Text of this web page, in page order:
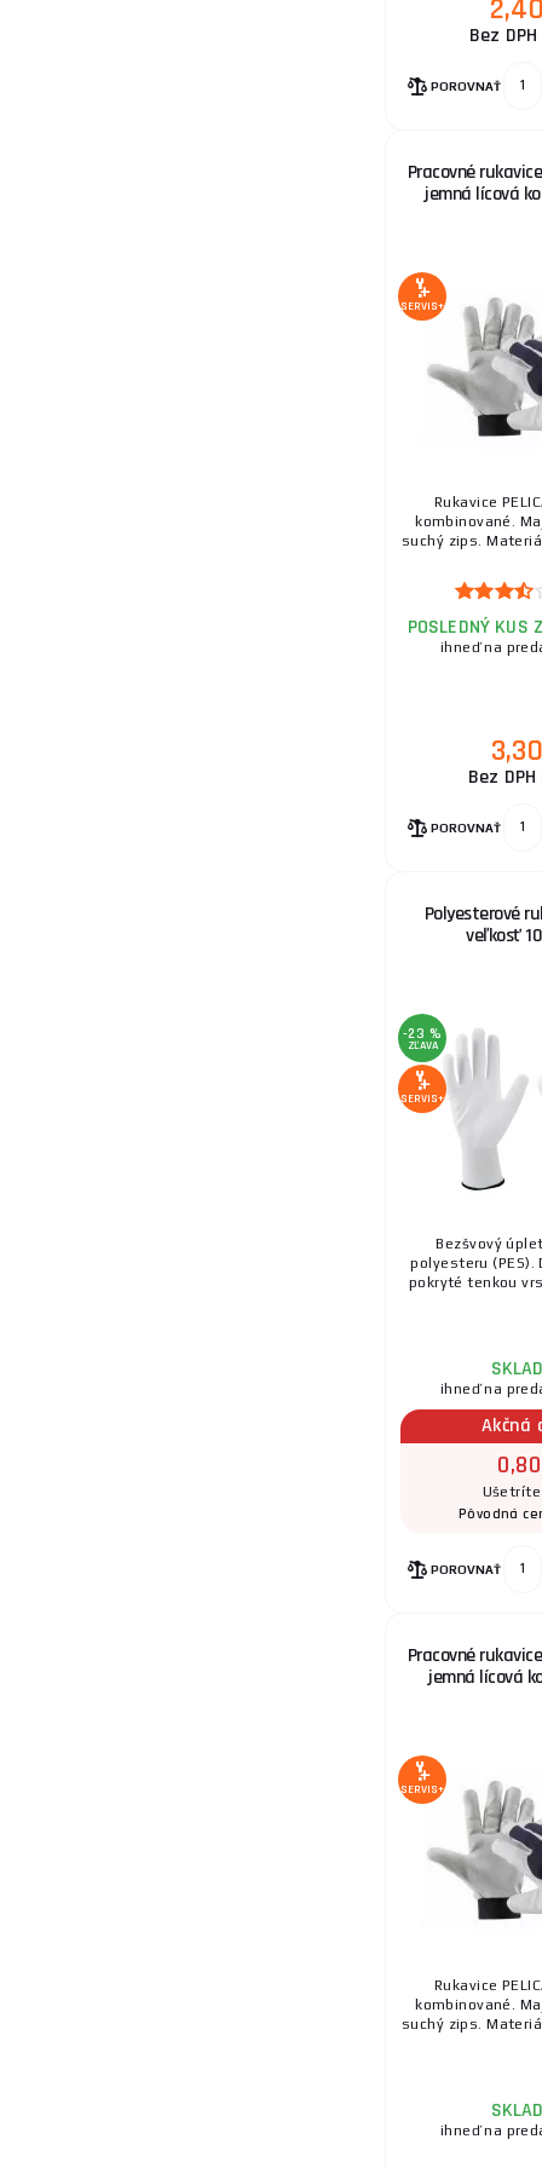
13.
17.
19.
20.
Bez
POROVNAŤ
Pracovné rukavice
jemná lícová
SERVIS+
Rukavice
kombinované.
suchý zips.
POSLEDNÝ KUS
ihneď na
Bez
POROVNAŤ
Polyesterové
veľkosť
-23 %
ZĽAVA
SERVIS+
Bezšvový
polyesteru (PES).
pokryté tenkou
ihneď na
Akčná
Ušetríte
Pôvodná
POROVNAŤ
Pracovné rukavice
jemná lícová
SERVIS+
Rukavice
kombinované.
suchý zips.
ihneď na